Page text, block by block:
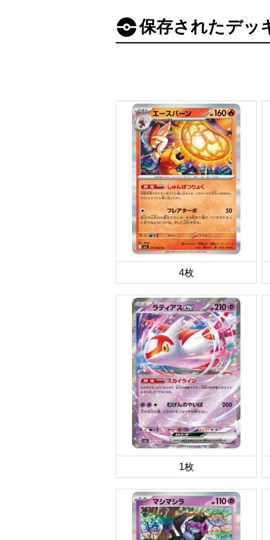
保存されたデッ
4枚
1枚